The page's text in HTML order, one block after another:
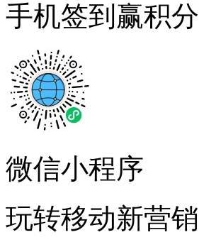
手机签到赢积分
微信小程序
玩转移动新营销